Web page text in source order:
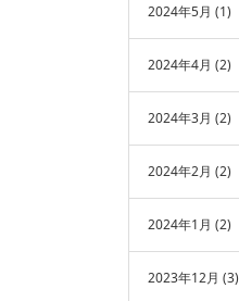
2024年5月 (1)
2024年4月 (2)
2024年3月 (2)
2024年2月 (2)
2024年1月 (2)
2023年12月 (3)